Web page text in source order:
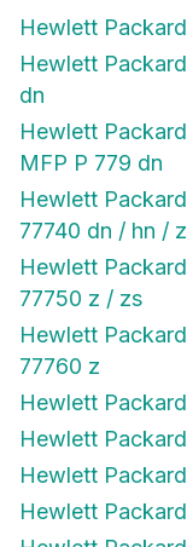
Hewlett
Hewlett
dn
Hewlett
MFP P 779 dn
Hewlett
77740 dn / hn /
Hewlett
77750 z / zs
Hewlett
77760 z
Hewlett
Hewlett
Hewlett
Hewlett